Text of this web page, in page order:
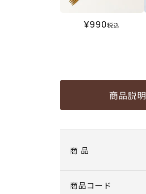
¥990税込
商品説明
商 品
商品コード